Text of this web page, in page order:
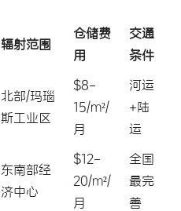
辐射范围
仓储费
用
交通
条件
北部/玛瑙
斯工业区
$8-
15/m²/
月
河运
+陆
运
东南部经
济中心
$12-
20/m²/
月
全国
最完
善